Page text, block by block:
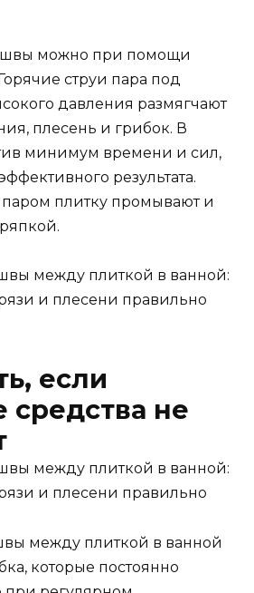
швы можно при помощи
струи пара под
давления размягчают
плесень и грибок. В
минимум времени и сил,
результата.
плитку промывают и
если
средства не
между плиткой в ванной
которые постоянно